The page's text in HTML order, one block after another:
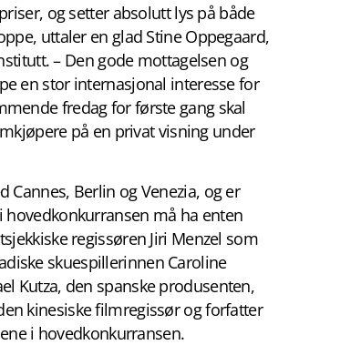
og setter absolutt lys på både
uttaler en glad Stine Oppegaard,
– Den gode mottagelsen og
en stor internasjonal interesse for
fredag for første gang skal
på en privat visning under
Cannes, Berlin og Venezia, og er
hovedkonkurransen må ha enten
regissøren Jiri Menzel som
skuespillerinnen Caroline
Kutza, den spanske produsenten,
kinesiske filmregissør og forfatter
i hovedkonkurransen.